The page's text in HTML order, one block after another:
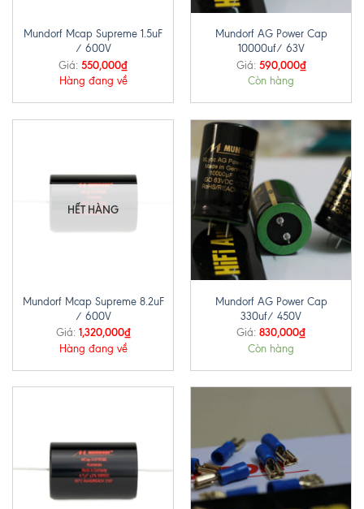
Mundorf Mcap Supreme 1.5uF
/ 600V
Giá: 550,000₫
Hàng đang về
Mundorf AG Power Cap
10000uf/ 63V
Giá: 590,000₫
Còn hàng
HẾT HÀNG
Mundorf Mcap Supreme 8.2uF
/ 600V
Giá: 1,320,000₫
Hàng đang về
Mundorf AG Power Cap
330uf/ 450V
Giá: 830,000₫
Còn hàng